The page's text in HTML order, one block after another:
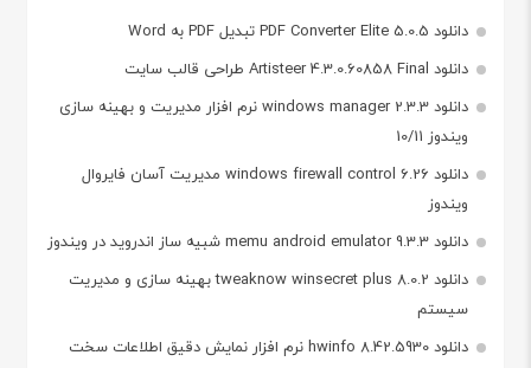
دانلود PDF Converter Elite 5.0.5 تبدیل PDF به Word
دانلود Artisteer 4.3.0.60858 Final طراحی قالب سایت
دانلود windows manager 2.3.3 نرم افزار مدیریت و بهینه سازی
ویندوز 10/11
دانلود windows firewall control 6.26 مدیریت آسان فایروال
ویندوز
دانلود memu android emulator 9.3.3 شبیه ساز اندروید در ویندوز
دانلود tweaknow winsecret plus 8.0.2 بهینه سازی و مدیریت
سیستم
دانلود hwinfo 8.42.5930 نرم افزار نمایش دقیق اطلاعات سخت